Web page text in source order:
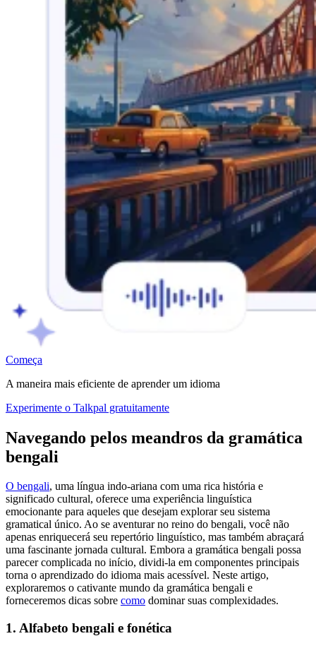
Começa
A maneira mais eficiente de aprender um idioma
Experimente o Talkpal gratuitamente
Navegando pelos meandros da gramática
bengali
O bengali, uma língua indo-ariana com uma rica história e
significado cultural, oferece uma experiência linguística
emocionante para aqueles que desejam explorar seu sistema
gramatical único. Ao se aventurar no reino do bengali, você não
apenas enriquecerá seu repertório linguístico, mas também abraçará
uma fascinante jornada cultural. Embora a gramática bengali possa
parecer complicada no início, dividi-la em componentes principais
torna o aprendizado do idioma mais acessível. Neste artigo,
exploraremos o cativante mundo da gramática bengali e
forneceremos dicas sobre como dominar suas complexidades.
1. Alfabeto bengali e fonética